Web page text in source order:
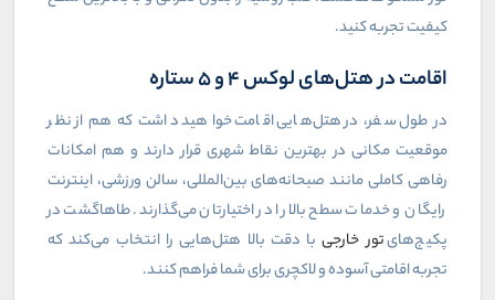
کیفیت تجربه کنید.
اقامت در هتل‌های لوکس ۴ و ۵ ستاره
در طول سفر، در هتل‌هایی اقامت خواهید داشت که هم از نظر
موقعیت مکانی در بهترین نقاط شهری قرار دارند و هم امکانات
رفاهی کاملی مانند صبحانه‌های بین‌المللی، سالن ورزشی، اینترنت
رایگان و خدمات سطح بالا را در اختیارتان می‌گذارند. طاهاگشت در
پکیج‌هایتور خارجیبا دقت بالا هتل‌هایی را انتخاب می‌کند که
تجربه اقامتی آسوده و لاکچری برای شما فراهم کنند.